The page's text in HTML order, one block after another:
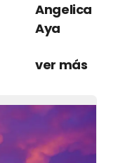
Angelica
Aya
ver más